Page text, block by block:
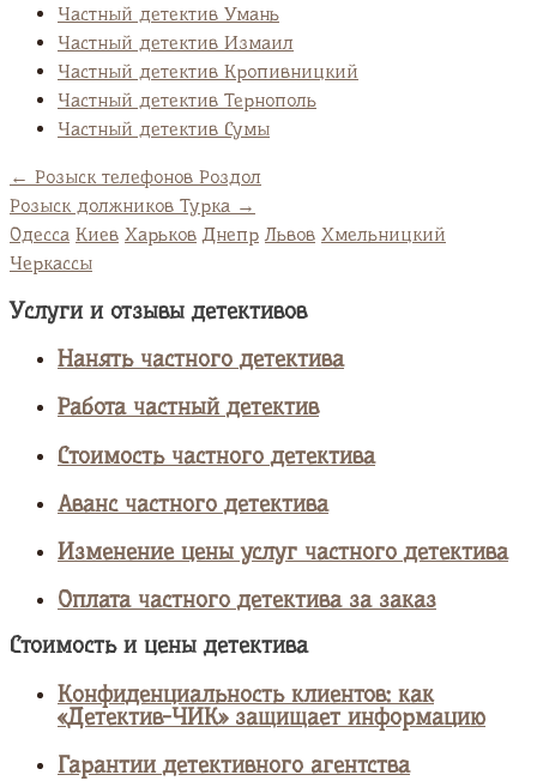
Частный детектив Умань
Частный детектив Измаил
Частный детектив Кропивницкий
Частный детектив Тернополь
Частный детектив Сумы
← Розыск телефонов Роздол
Розыск должников Турка →
Одесса Киев Харьков Днепр Львов Хмельницкий
Черкассы
Услуги и отзывы детективов
Нанять частного детектива
Работа частный детектив
Стоимость частного детектива
Аванс частного детектива
Изменение цены услуг частного детектива
Оплата частного детектива за заказ
Стоимость и цены детектива
Конфиденциальность клиентов: как
«Детектив-ЧИК» защищает информацию
Гарантии детективного агентства